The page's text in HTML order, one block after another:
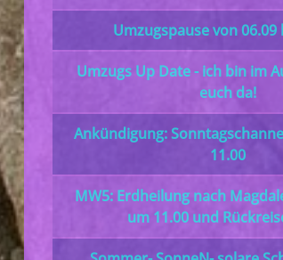
Umzugspause von 06.09
Umzugs Up Date - ich bin im
euch da!
Ankündigung:
11.00
MW5: Erdheilung nach
um 11.00 und